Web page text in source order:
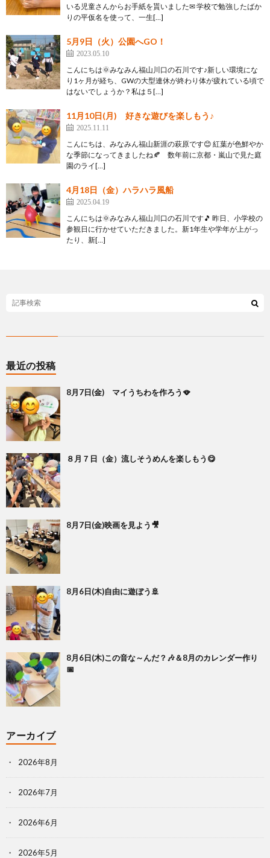
いる児童さんからお手紙を貰いました✉ 学校で勉強したばか
りの平仮名を使って、一生[…]
5月9日（火）公園へGO！
2023.05.10
こんにちは🌞みなみん福山川口の石川です♪新しい環境にな
り1ヶ月が経ち、GWの大型連休が終わり体が疲れている頃で
はないでしょうか？私は５[…]
11月10日(月) 好きな遊びを楽しもう♪
2025.11.11
こんにちは、みなみん福山新涯の萩原です😊 紅葉が色鮮やか
な季節になってきましたね🍂 数年前に京都・嵐山で見た庭
園のライ[…]
4月18日（金）ハラハラ風船
2025.04.19
こんにちは🌞みなみん福山川口の石川です🎵 昨日、小学校の
参観日に行かせていただきました。新1年生や学年が上がっ
たり、新[…]
最近の投稿
8月7日(金) マイうちわを作ろう🪭
８月７日（金）流しそうめんを楽しもう😋
8月7日(金)映画を見よう🎥
8月6日(木)自由に遊ぼう🚢
8月6日(木)この音な～んだ？🎶＆8月のカレンダー作り
📅
アーカイブ
2026年8月
2026年7月
2026年6月
2026年5月